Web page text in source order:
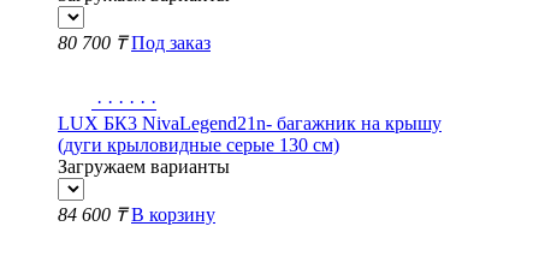
80 700 ₸ Под заказ
· · · · · ·
LUX БК3 NivaLegend21n- багажник на крышу
(дуги крыловидные серые 130 см)
Загружаем варианты
84 600 ₸ В корзину